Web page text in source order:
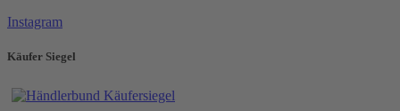
Instagram
Käufer Siegel